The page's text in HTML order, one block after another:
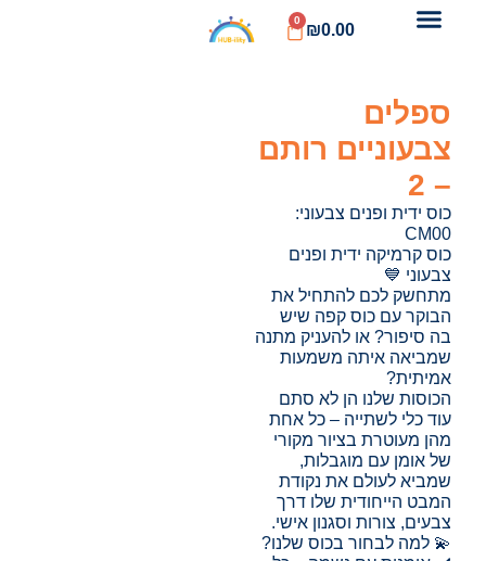
₪0.00
0
ספלים
צבעוניים רותם
– 2
כוס ידית ופנים צבעוני:
CM00
כוס קרמיקה ידית ופנים
צבעוני 💙
מתחשק לכם להתחיל את
הבוקר עם כוס קפה שיש
בה סיפור? או להעניק מתנה
שמביאה איתה משמעות
אמיתית?
הכוסות שלנו הן לא סתם
עוד כלי לשתייה – כל אחת
מהן מעוטרת בציור מקורי
של אומן עם מוגבלות,
שמביא לעולם את נקודת
המבט הייחודית שלו דרך
צבעים, צורות וסגנון אישי.
💫 למה לבחור בכוס שלנו?